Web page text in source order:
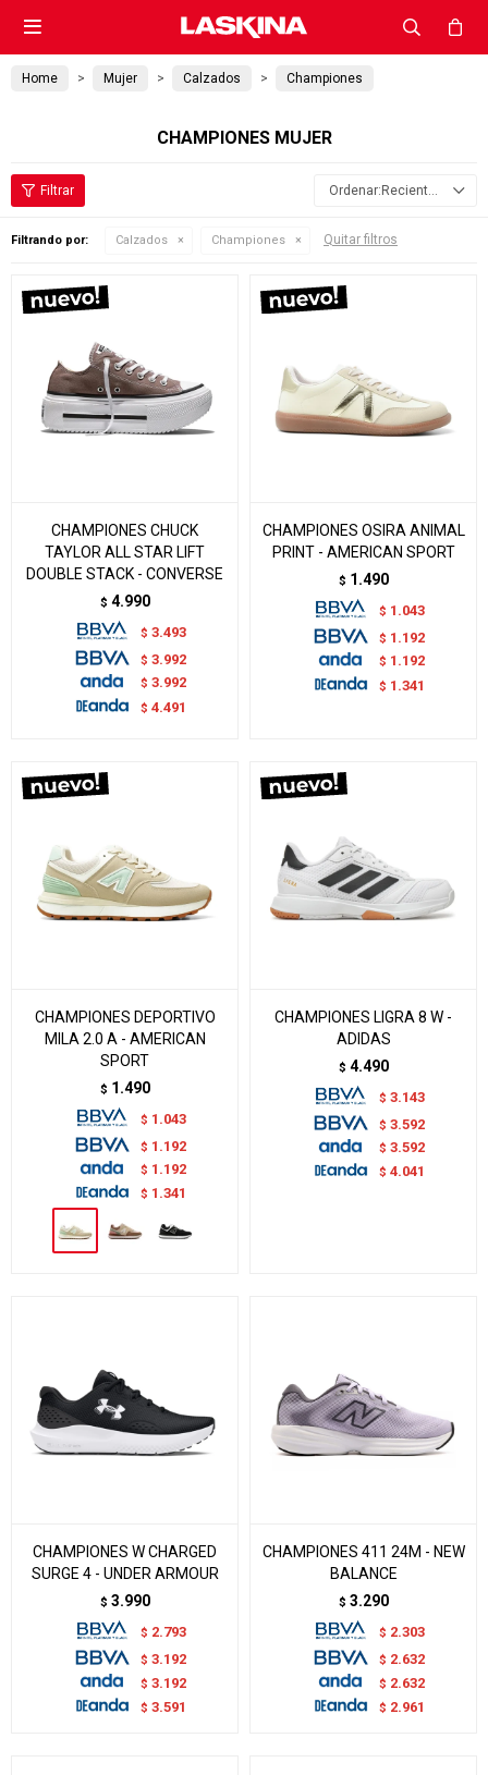

Home Mujer Calzados Championes
CHAMPIONES MUJER
Recientes
Filtrando por: Calzados Championes Quitar filtros
CHAMPIONES CHUCK
TAYLOR ALL STAR LIFT
DOUBLE STACK - CONVERSE
$ 4.990
$ 3.493
$ 3.992
$ 3.992
$ 4.491
CHAMPIONES OSIRA ANIMAL
PRINT - AMERICAN SPORT
$ 1.490
$ 1.043
$ 1.192
$ 1.192
$ 1.341
CHAMPIONES DEPORTIVO
MILA 2.0 A - AMERICAN
SPORT
$ 1.490
$ 1.043
$ 1.192
$ 1.192
$ 1.341
CHAMPIONES LIGRA 8 W -
ADIDAS
$ 4.490
$ 3.143
$ 3.592
$ 3.592
$ 4.041
CHAMPIONES W CHARGED
SURGE 4 - UNDER ARMOUR
$ 3.990
$ 2.793
$ 3.192
$ 3.192
$ 3.591
CHAMPIONES 411 24M - NEW
BALANCE
$ 3.290
$ 2.303
$ 2.632
$ 2.632
$ 2.961